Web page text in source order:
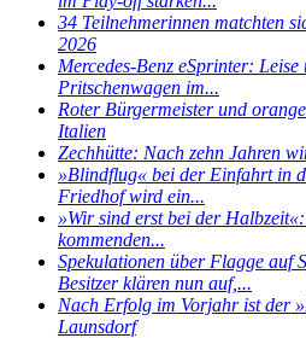
34 Teilnehmerinnen matchten
2026
Mercedes-Benz eSprinter:
Pritschenwagen im...
Roter Bürgermeister und
Italien
Zechhütte: Nach zehn Jahren
»Blindflug« bei der Einfahrt in
Friedhof wird ein...
»Wir sind erst bei der
kommenden...
Spekulationen über Flagge auf
Besitzer klären nun auf,...
Nach Erfolg im Vorjahr ist der
Launsdorf